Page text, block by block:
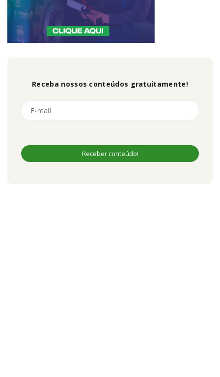
Receba nossos conteúdos gratuitamente!